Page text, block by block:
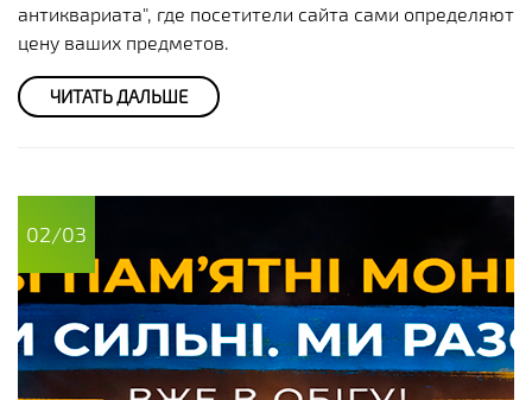
антиквариата", где посетители сайта сами определяют
цену ваших предметов.
ЧИТАТЬ ДАЛЬШЕ
02/03